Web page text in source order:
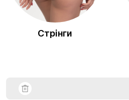
Стрінги